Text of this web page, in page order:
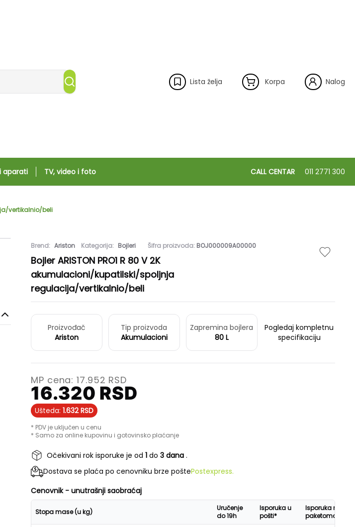
Lista želja Korpa Nalog
aparati TV, video i foto CALL CENTAR 011 2771 300
vertikalnio/beli
Brend: Ariston Kategorija: Bojleri Šifra proizvoda: BOJ000009A00000
Bojler ARISTON PRO1 R 80 V 2K
akumulacioni/kupatilski/spoljnja
regulacija/vertikalnio/beli
Proizvođač
Ariston
Tip proizvoda
Akumulacioni
Zapremina bojlera
80 L
Pogledaj kompletnu
specifikaciju
MP cena:17.952 RSD
16.320 RSD
Ušteda: 1.632 RSD
* PDV je uključen u cenu
* Samo za online kupovinu i gotovinsko plaćanje
Očekivani rok isporuke je od 1 do 3 dana .
Dostava se plaća po cenovniku brze poštePostexpress.
Cenovnik - unutrašnji saobraćaj
Stopa mase (u kg)
Uručenje
do 19h
Isporuka u
pošti*
Isporuka na
paketomatu*